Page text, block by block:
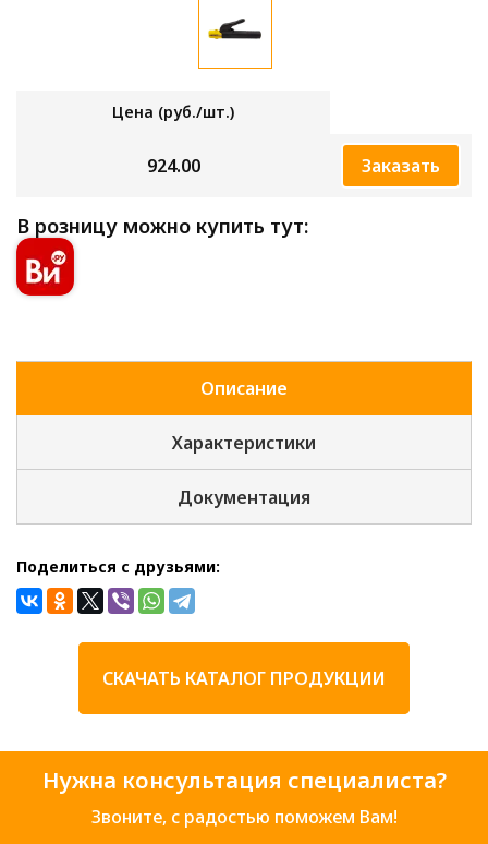
Цена (руб./шт.)
924.00 Заказать
В розницу можно купить тут:
Описание
Характеристики
Документация
Поделиться с друзьями:
СКАЧАТЬ КАТАЛОГ ПРОДУКЦИИ
Нужна консультация специалиста?
Звоните, с радостью поможем Вам!